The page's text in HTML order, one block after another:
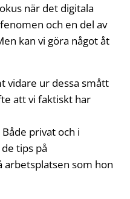
när det digitala
och en del av
kan vi göra något åt
vidare ur dessa smått
att vi faktiskt har
privat och i
tips på
arbetsplatsen som hon